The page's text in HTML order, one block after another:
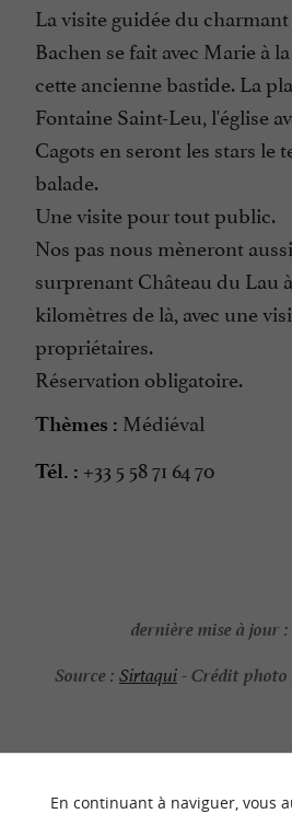
La visite guidée du
Bachen se fait avec Marie à
cette ancienne bastide. La
Fontaine Saint-Leu, l'église
Cagots en seront les stars le
balade.
Une visite pour tout public.
Nos pas nous mèneront
surprenant Château du Lau
kilomètres de là, avec une
propriétaires.
Réservation obligatoire.
Thèmes : Médiéval
Tél. : +33 5 58 71 64 70
dernière mise à jour :
Source : Sirtaqui-Crédit photo
En continuant à naviguer, vous